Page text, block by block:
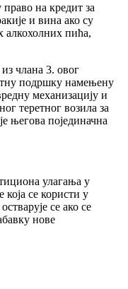
на кредит за
и вина ако су
алкохолних пића,
члана 3. овог
подршку намењену
механизацију и
теретног возила за
његова појединачна
улагања у
која се користи у
се ако се
нове